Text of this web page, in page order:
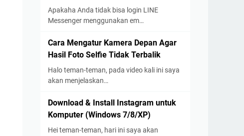
Apakaha Anda tidak bisa login LINE
Messenger menggunakan em…
Cara Mengatur Kamera Depan Agar
Hasil Foto Selfie Tidak Terbalik
Halo teman-teman, pada video kali ini saya
akan menjelaskan…
Download & Install Instagram untuk
Komputer (Windows 7/8/XP)
Hei teman-teman, hari ini saya akan